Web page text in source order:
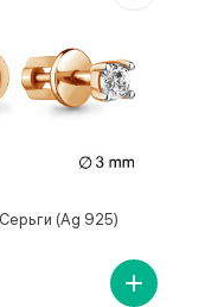
(Ag 925)